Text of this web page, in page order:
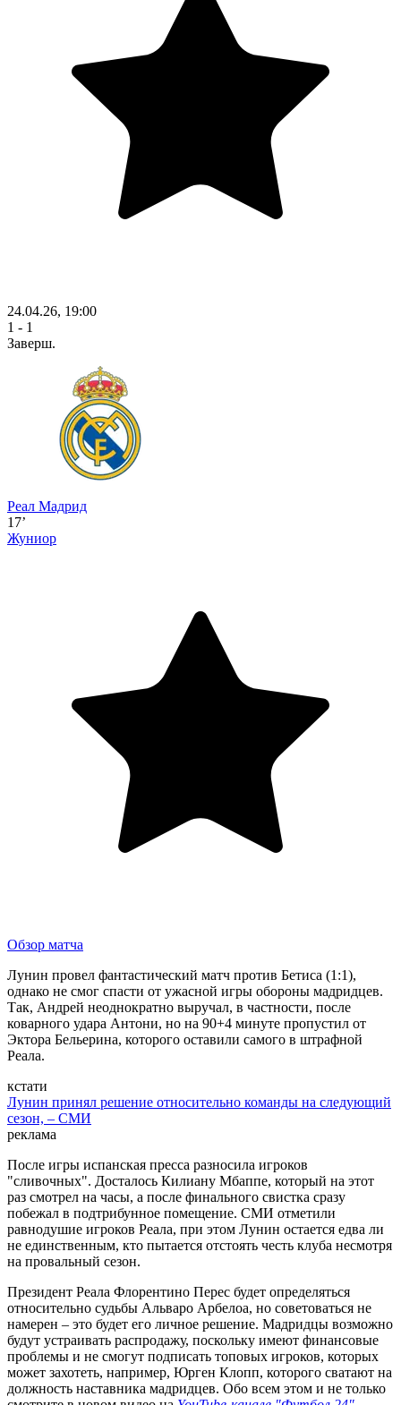
24.04.26, 19:00
1 - 1
Заверш.
Реал Мадрид
17’
Жуниор
Обзор матча
Лунин провел фантастический матч против Бетиса (1:1),
однако не смог спасти от ужасной игры обороны мадридцев.
Так, Андрей неоднократно выручал, в частности, после
коварного удара Антони, но на 90+4 минуте пропустил от
Эктора Бельерина, которого оставили самого в штрафной
Реала.
кстати
Лунин принял решение относительно команды на следующий
сезон, – СМИ
реклама
После игры испанская пресса разносила игроков
"сливочных". Досталось Килиану Мбаппе, который на этот
раз смотрел на часы, а после финального свистка сразу
побежал в подтрибунное помещение. СМИ отметили
равнодушие игроков Реала, при этом Лунин остается едва ли
не единственным, кто пытается отстоять честь клуба несмотря
на провальный сезон.
Президент Реала Флорентино Перес будет определяться
относительно судьбы Альваро Арбелоа, но советоваться не
намерен – это будет его личное решение. Мадридцы возможно
будут устраивать распродажу, поскольку имеют финансовые
проблемы и не смогут подписать топовых игроков, которых
может захотеть, например, Юрген Клопп, которого сватают на
должность наставника мадридцев. Обо всем этом и не только